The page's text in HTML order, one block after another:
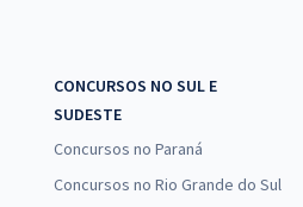
CONCURSOS NO SUL E
SUDESTE
Concursos no Paraná
Concursos no Rio Grande do Sul